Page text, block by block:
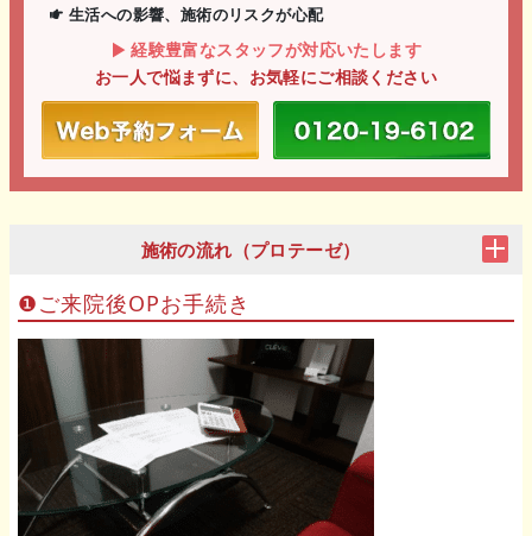
生活への影響、施術のリスクが心配
経験豊富なスタッフが対応いたします
お一人で悩まずに、お気軽にご相談ください
施術の流れ（プロテーゼ）
❶ご来院後OPお手続き